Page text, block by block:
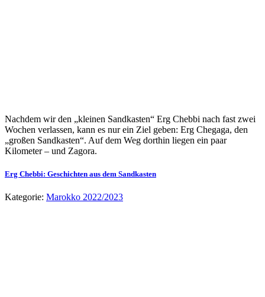
Nachdem wir den „kleinen Sandkasten“ Erg Chebbi nach fast zwei
Wochen verlassen, kann es nur ein Ziel geben: Erg Chegaga, den
„großen Sandkasten“. Auf dem Weg dorthin liegen ein paar
Kilometer – und Zagora.
Erg Chebbi: Geschichten aus dem Sandkasten
Kategorie: Marokko 2022/2023